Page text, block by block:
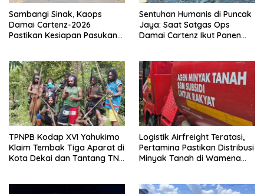
Sambangi Sinak, Kaops
Damai Cartenz-2026
Pastikan Kesiapan Pasukan
Sentuhan Humanis di Puncak
Jaya: Saat Satgas Ops
Damai Cartenz Ikut Panen
TPNPB Kodap XVI Yahukimo
Klaim Tembak Tiga Aparat di
Kota Dekai dan Tantang TNI-
Logistik Airfreight Teratasi,
Pertamina Pastikan Distribusi
Minyak Tanah di Wamena